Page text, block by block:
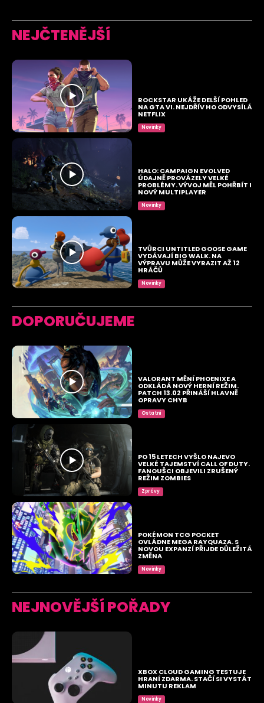
NEJČTENĚJŠÍ
ROCKSTAR UKÁŽE DELŠÍ POHLED
NA GTA VI. NEJDŘÍV HO ODVYSÍLÁ
NETFLIX
Novinky
HALO: CAMPAIGN EVOLVED
ÚDAJNĚ PROVÁZELY VELKÉ
PROBLÉMY. VÝVOJ MĚL POHŘBÍT I
NOVÝ MULTIPLAYER
Novinky
TVŮRCI UNTITLED GOOSE GAME
VYDÁVAJÍ BIG WALK. NA
VÝPRAVU MŮŽE VYRAZIT AŽ 12
HRÁČŮ
Novinky
DOPORUČUJEME
VALORANT MĚNÍ PHOENIXE A
ODKLÁDÁ NOVÝ HERNÍ REŽIM.
PATCH 13.02 PŘINÁŠÍ HLAVNĚ
OPRAVY CHYB
Ostatní
PO 15 LETECH VYŠLO NAJEVO
VELKÉ TAJEMSTVÍ CALL OF DUTY.
FANOUŠCI OBJEVILI ZRUŠENÝ
REŽIM ZOMBIES
Zprávy
POKÉMON TCG POCKET
OVLÁDNE MEGA RAYQUAZA. S
NOVOU EXPANZÍ PŘIJDE DŮLEŽITÁ
ZMĚNA
Novinky
NEJNOVĚJŠÍ POŘADY
XBOX CLOUD GAMING TESTUJE
HRANÍ ZDARMA. STAČÍ SI VYSTÁT
MINUTU REKLAM
Novinky